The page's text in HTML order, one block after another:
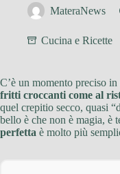
MateraNews
Cucina e Ricette
C’è un momento preciso
fritti croccanti come al
quel crepitio secco, quasi
bello è che non è magia, è
perfetta è molto più